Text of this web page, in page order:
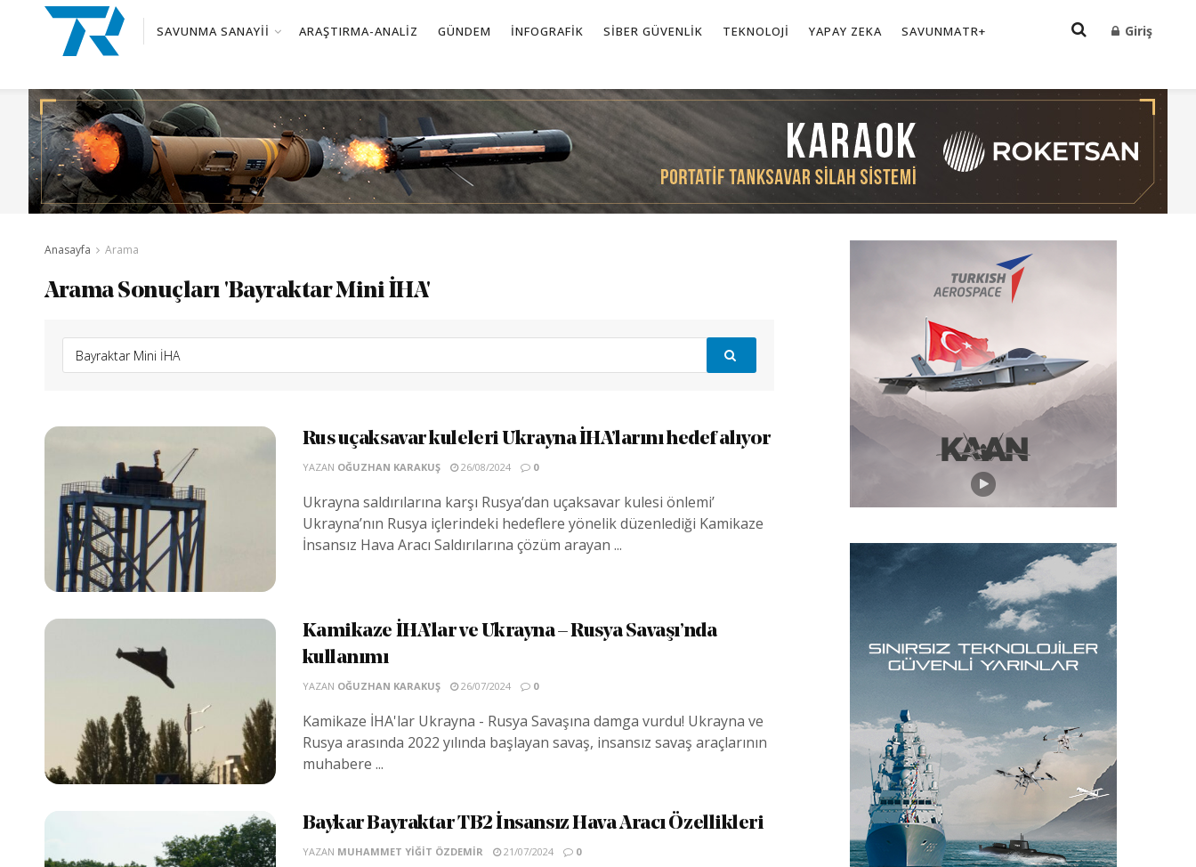
SAVUNMA SANAYII ARAŞTIRMA-ANALIZ GÜNDEM İNFOGRAFIK SIBER GÜVENLIK TEKNOLOJI YAPAY ZEKA SAVUNMATR+ Giriş
Anasayfa Arama
Arama Sonuçları 'Bayraktar Mini İHA'
Rus uçaksavar kuleleri Ukrayna İHA’larını hedef alıyor
YAZAN OĞUZHAN KARAKUŞ 26/08/2024 0
Ukrayna saldırılarına karşı Rusya’dan uçaksavar kulesi önlemi’
Ukrayna’nın Rusya içlerindeki hedeflere yönelik düzenlediği Kamikaze
İnsansız Hava Aracı Saldırılarına çözüm arayan ...
Kamikaze İHA’lar ve Ukrayna – Rusya Savaşı’nda
kullanımı
YAZAN OĞUZHAN KARAKUŞ 26/07/2024 0
Kamikaze İHA'lar Ukrayna - Rusya Savaşına damga vurdu! Ukrayna ve
Rusya arasında 2022 yılında başlayan savaş, insansız savaş araçlarının
muhabere ...
Baykar Bayraktar TB2 İnsansız Hava Aracı Özellikleri
YAZAN MUHAMMET YIĞIT ÖZDEMIR 21/07/2024 0